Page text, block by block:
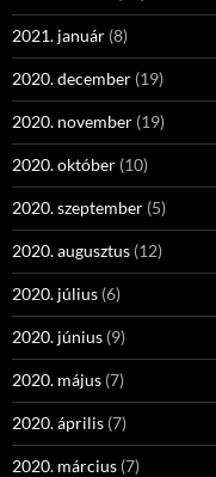
2021. január (8)
2020. december (19)
2020. november (19)
2020. október (10)
2020. szeptember (5)
2020. augusztus (12)
2020. július (6)
2020. június (9)
2020. május (7)
2020. április (7)
2020. március (7)